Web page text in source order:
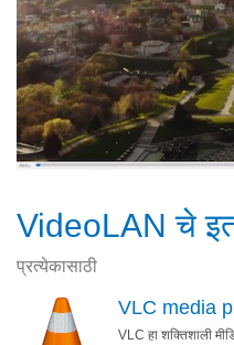
VideoLAN चे
प्रत्येकासाठी
VLC media
VLC हा शक्तिशाली